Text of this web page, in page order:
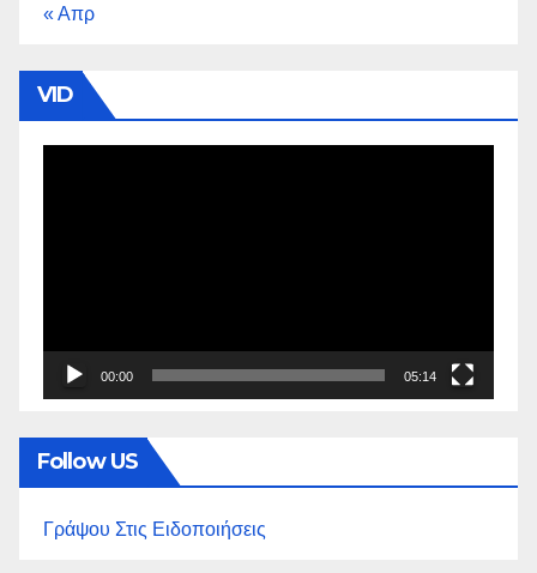
« Απρ
VID
00:00 05:14
Follow US
Γράψου Στις Ειδοποιήσεις